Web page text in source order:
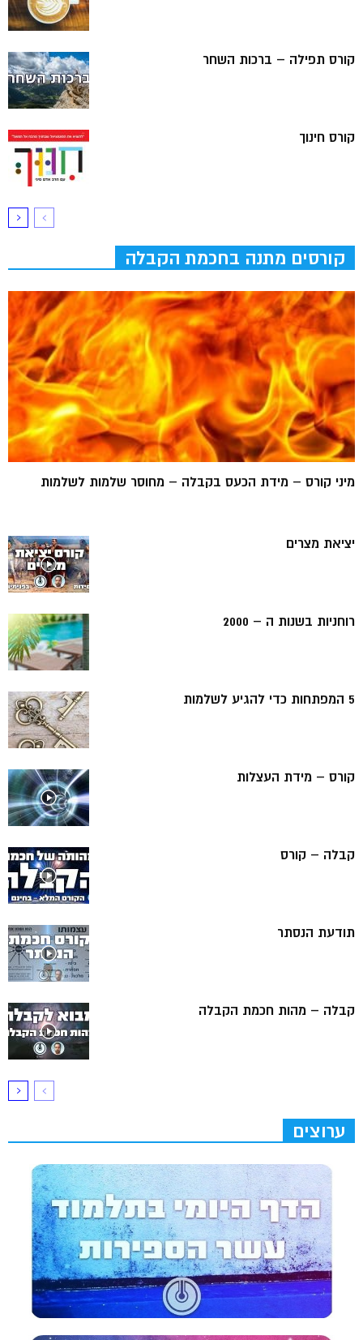
קורס תפילה – ברכות השחר
קורס חינוך
קורסים מתנה בחכמת הקבלה
מיני קורס – מידת הכעס בקבלה – מחוסר שלמות לשלמות
יציאת מצרים
רוחניות בשנות ה – 2000
5 המפתחות כדי להגיע לשלמות
קורס – מידת העצלות
קבלה – קורס
תודעת הנסתר
קבלה – מהות חכמת הקבלה
ערוצים